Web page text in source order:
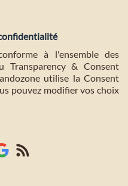
à l'ensemble des
Transparency & Consent
utilise la Consent
pouvez modifier vos choix